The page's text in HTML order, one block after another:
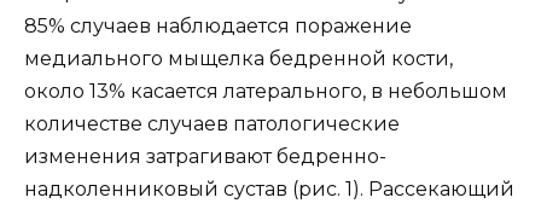
85% случаев наблюдается поражение
медиального мыщелка бедренной кости,
около 13% касается латерального, в небольшом
количестве случаев патологические
изменения затрагивают бедренно-
надколенниковый сустав (рис. 1). Рассекающий